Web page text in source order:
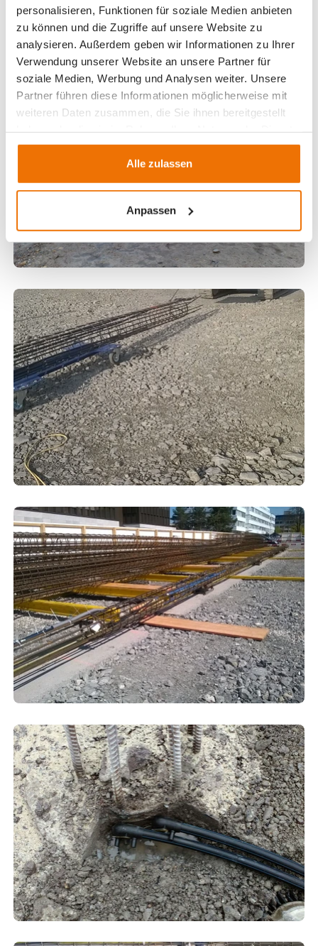
personalisieren, Funktionen für soziale Medien anbieten
zu können und die Zugriffe auf unsere Website zu
analysieren. Außerdem geben wir Informationen zu Ihrer
Verwendung unserer Website an unsere Partner für
soziale Medien, Werbung und Analysen weiter. Unsere
Partner führen diese Informationen möglicherweise mit
weiteren Daten zusammen, die Sie ihnen bereitgestellt
gesammelt haben.
Alle zulassen
Anpassen